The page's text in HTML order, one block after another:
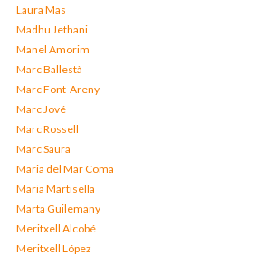
Laura Mas
Madhu Jethani
Manel Amorim
Marc Ballestà
Marc Font-Areny
Marc Jové
Marc Rossell
Marc Saura
Maria del Mar Coma
Maria Martisella
Marta Guilemany
Meritxell Alcobé
Meritxell López